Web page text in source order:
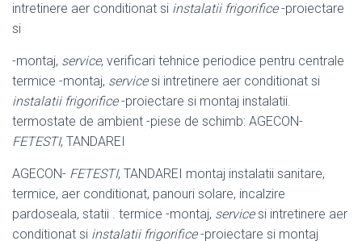
intretinere aer conditionat si instalatii frigorifice-proiectare
si
-montaj, service, verificari tehnice periodice pentru centrale
termice -montaj, servicesi intretinere aer conditionat si
instalatii frigorifice-proiectare si montaj instalatii.
termostate de ambient -piese de schimb: AGECON-
FETESTI, TANDAREI
AGECON- FETESTI, TANDAREI montaj instalatii sanitare,
termice, aer conditionat, panouri solare, incalzire
pardoseala, statii . termice -montaj, servicesi intretinere aer
conditionat si instalatii frigorifice-proiectare si montaj